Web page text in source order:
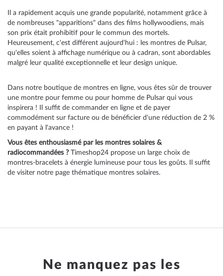
Il a rapidement acquis une grande popularité, notamment grâce à
de nombreuses "apparitions" dans des films hollywoodiens, mais
son prix était prohibitif pour le commun des mortels.
Heureusement, c'est différent aujourd'hui : les montres de Pulsar,
qu'elles soient à affichage numérique ou à cadran, sont abordables
malgré leur qualité exceptionnelle et leur design unique.
Dans notre boutique de montres en ligne, vous êtes sûr de trouver
une montre pour femme ou pour homme de Pulsar qui vous
inspirera ! Il suffit de commander en ligne et de payer
commodément sur facture ou de bénéficier d'une réduction de 2 %
en payant à l'avance !
Vous êtes enthousiasmé par les montres solaires &
radiocommandées ?Timeshop24 propose un large choix de
montres-bracelets à énergie lumineuse pour tous les goûts. Il suffit
de visiter notre page thématique montres solaires.
Ne manquez pas les